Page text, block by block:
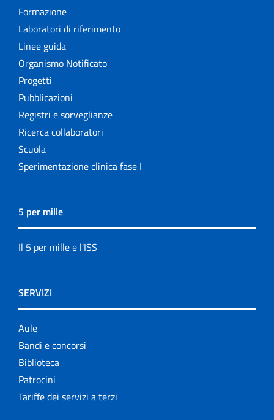
Formazione
Laboratori di riferimento
Linee guida
Organismo Notificato
Progetti
Pubblicazioni
Registri e sorveglianze
Ricerca collaboratori
Scuola
Sperimentazione clinica fase I
5 per mille
Il 5 per mille e l'ISS
SERVIZI
Aule
Bandi e concorsi
Biblioteca
Patrocini
Tariffe dei servizi a terzi